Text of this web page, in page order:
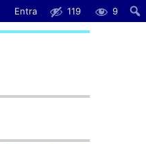
Entra 119 9